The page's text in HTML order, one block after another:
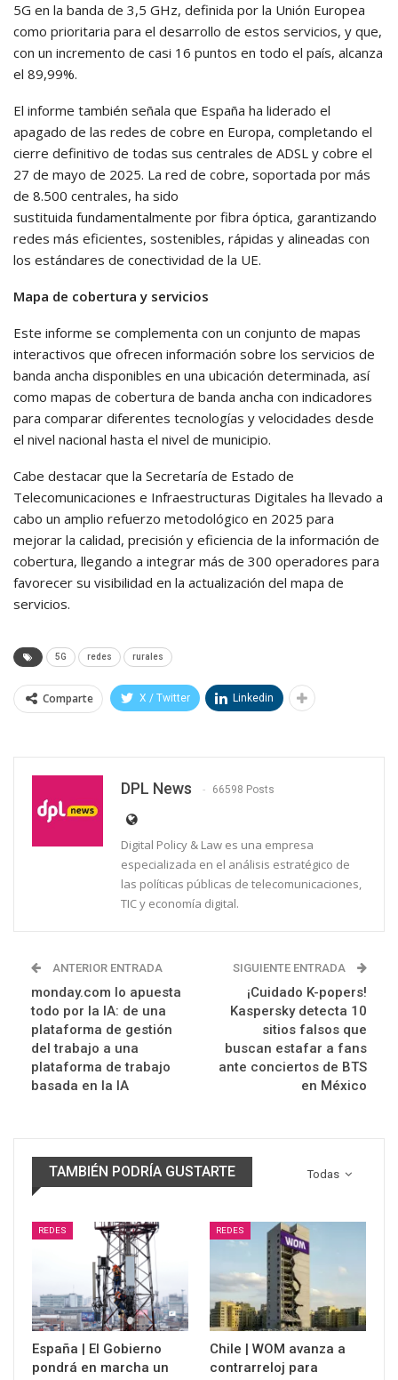
5G en la banda de 3,5 GHz, definida por la Unión Europea
como prioritaria para el desarrollo de estos servicios, y que,
con un incremento de casi 16 puntos en todo el país, alcanza
el 89,99%.
El informe también señala que España ha liderado el
apagado de las redes de cobre en Europa, completando el
cierre definitivo de todas sus centrales de ADSL y cobre el
27 de mayo de 2025. La red de cobre, soportada por más
de 8.500 centrales, ha sido
sustituida fundamentalmente por fibra óptica, garantizando
redes más eficientes, sostenibles, rápidas y alineadas con
los estándares de conectividad de la UE.
Mapa de cobertura y servicios
Este informe se complementa con un conjunto de mapas
interactivos que ofrecen información sobre los servicios de
banda ancha disponibles en una ubicación determinada, así
como mapas de cobertura de banda ancha con indicadores
para comparar diferentes tecnologías y velocidades desde
el nivel nacional hasta el nivel de municipio.
Cabe destacar que la Secretaría de Estado de
Telecomunicaciones e Infraestructuras Digitales ha llevado a
cabo un amplio refuerzo metodológico en 2025 para
mejorar la calidad, precisión y eficiencia de la información de
cobertura, llegando a integrar más de 300 operadores para
favorecer su visibilidad en la actualización del mapa de
servicios.
5G redes rurales
Comparte X / Twitter Linkedin
DPL News 66598 Posts
Digital Policy & Law es una empresa
especializada en el análisis estratégico de
las políticas públicas de telecomunicaciones,
TIC y economía digital.
ANTERIOR ENTRADA
monday.com lo apuesta
todo por la IA: de una
plataforma de gestión
del trabajo a una
plataforma de trabajo
basada en la IA
SIGUIENTE ENTRADA
¡Cuidado K-popers!
Kaspersky detecta 10
sitios falsos que
buscan estafar a fans
ante conciertos de BTS
en México
Todas
TAMBIÉN PODRÍA GUSTARTE
REDES
España | El Gobierno
pondrá en marcha un
REDES
Chile | WOM avanza a
contrarreloj para